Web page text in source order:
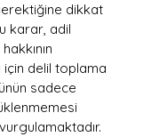
dikkat
karar, adil
için delil toplama
sadece